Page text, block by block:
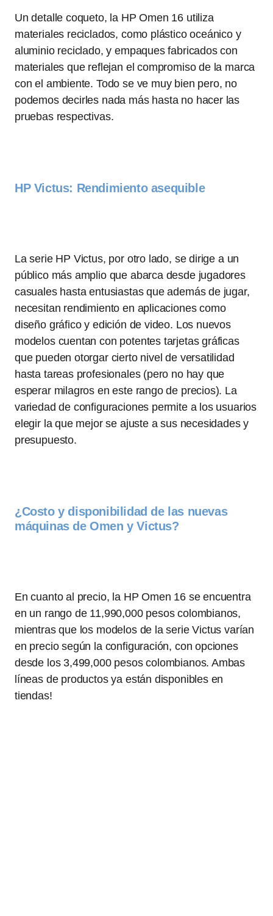
Un detalle coqueto, la HP Omen 16 utiliza
materiales reciclados, como plástico oceánico y
aluminio reciclado, y empaques fabricados con
materiales que reflejan el compromiso de la marca
con el ambiente. Todo se ve muy bien pero, no
podemos decirles nada más hasta no hacer las
pruebas respectivas.
HP Victus: Rendimiento asequible
La serie HP Victus, por otro lado, se dirige a un
público más amplio que abarca desde jugadores
casuales hasta entusiastas que además de jugar,
necesitan rendimiento en aplicaciones como
diseño gráfico y edición de video. Los nuevos
modelos cuentan con potentes tarjetas gráficas
que pueden otorgar cierto nivel de versatilidad
hasta tareas profesionales (pero no hay que
esperar milagros en este rango de precios). La
variedad de configuraciones permite a los usuarios
elegir la que mejor se ajuste a sus necesidades y
presupuesto.
¿Costo y disponibilidad de las nuevas
máquinas de Omen y Victus?
En cuanto al precio, la HP Omen 16 se encuentra
en un rango de 11,990,000 pesos colombianos,
mientras que los modelos de la serie Victus varían
en precio según la configuración, con opciones
desde los 3,499,000 pesos colombianos. Ambas
líneas de productos ya están disponibles en
tiendas!